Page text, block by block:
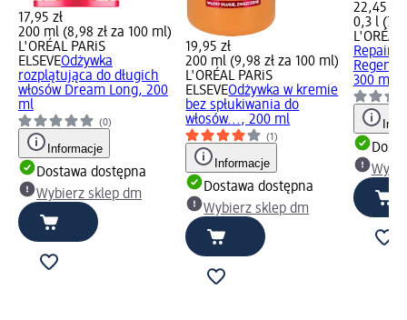
17,95 zł
200 ml (8,98 zł za 100 ml)
L'ORÉAL PARiS
ELSEVEOdżywka
rozplątująca do długich
włosów Dream Long, 200
ml
(0)
Informacje
Dostawa dostępna
Wybierz sklep dm
19,95 zł
200 ml (9,98 zł za 100 ml)
L'ORÉAL PARiS
ELSEVEOdżywka w kremie
bez spłukiwania do
włosów..., 200 ml
(1)
Informacje
Dostawa dostępna
Wybierz sklep dm
22,45 zł
0,3 l
L'ORÉAL
Repair 5
300 ml